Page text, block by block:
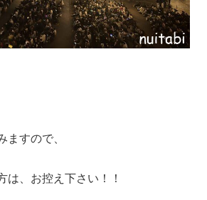
ますので、
は、お控え下さい！！